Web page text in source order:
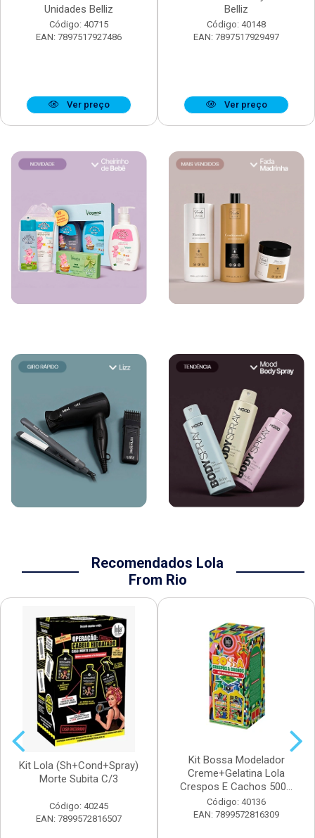
Unidades Belliz
Código: 40715
EAN: 7897517927486
Ver preço
Belliz
Código: 40148
EAN: 7897517929497
Ver preço
Recomendados Lola
From Rio
Kit Lola (Sh+Cond+Spray)
Morte Subita C/3
Código: 40245
EAN: 7899572816507
Kit Bossa Modelador
Creme+Gelatina Lola
Crespos E Cachos 500...
Código: 40136
EAN: 7899572816309